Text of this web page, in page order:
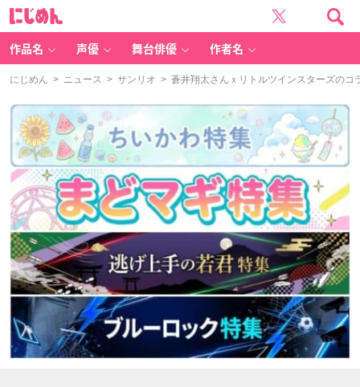
作品名 声優 舞台俳優 作者名
にじめん > ニュース > サンリオ > 蒼井翔太さんｘリトルツインスターズのコ